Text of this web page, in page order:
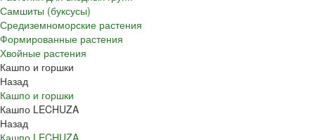
Самшиты (буксусы)
Средиземноморские растения
Формированные растения
Хвойные растения
Кашпо и горшки
Назад
Кашпо и горшки
Кашпо LECHUZA
Назад